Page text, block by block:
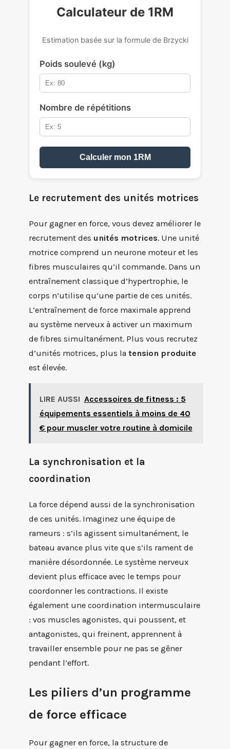
Calculateur de 1RM
Estimation basée sur la formule de Brzycki
Poids soulevé (kg)
Nombre de répétitions
Calculer mon 1RM
Le recrutement des unités motrices
Pour gagner en force, vous devez améliorer le
recrutement des unités motrices. Une unité
motrice comprend un neurone moteur et les
fibres musculaires qu’il commande. Dans un
entraînement classique d’hypertrophie, le
corps n’utilise qu’une partie de ces unités.
L’entraînement de force maximale apprend
au système nerveux à activer un maximum
de fibres simultanément. Plus vous recrutez
d’unités motrices, plus la tension produite
est élevée.
LIRE AUSSI Accessoires de fitness : 5
équipements essentiels à moins de 40
€ pour muscler votre routine à domicile
La synchronisation et la
coordination
La force dépend aussi de la synchronisation
de ces unités. Imaginez une équipe de
rameurs : s’ils agissent simultanément, le
bateau avance plus vite que s’ils rament de
manière désordonnée. Le système nerveux
devient plus efficace avec le temps pour
coordonner les contractions. Il existe
également une coordination intermusculaire
: vos muscles agonistes, qui poussent, et
antagonistes, qui freinent, apprennent à
travailler ensemble pour ne pas se gêner
pendant l’effort.
Les piliers d’un programme
de force efficace
Pour gagner en force, la structure de